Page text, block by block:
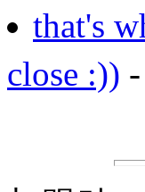
that's
close :)) -